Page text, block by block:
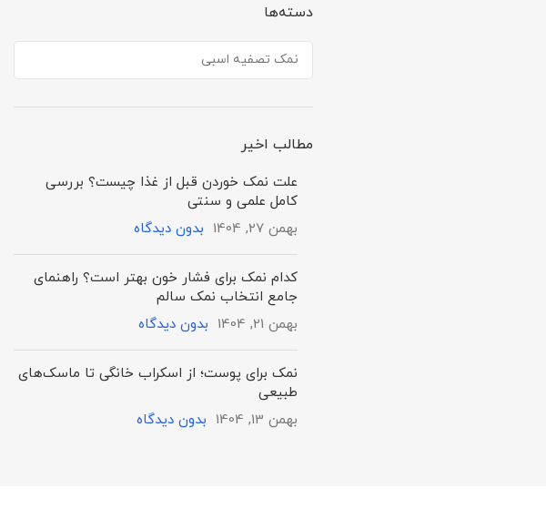
دسته‌ها
مطالب اخیر
علت نمک خوردن قبل از غذا چیست؟ بررسی
کامل علمی و سنتی
بهمن 27, 1404
بدون دیدگاه
کدام نمک برای فشار خون بهتر است؟ راهنمای
جامع انتخاب نمک سالم
بهمن 21, 1404
بدون دیدگاه
نمک برای پوست؛ از اسکراب خانگی تا ماسک‌های
طبیعی
بهمن 13, 1404
بدون دیدگاه